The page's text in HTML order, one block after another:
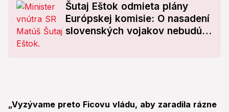
Šutaj Eštok odmieta plány
Európskej komisie: O nasadení
slovenských vojakov nebudú
„Vyzývame preto Ficovu vládu, aby zaradila rázne